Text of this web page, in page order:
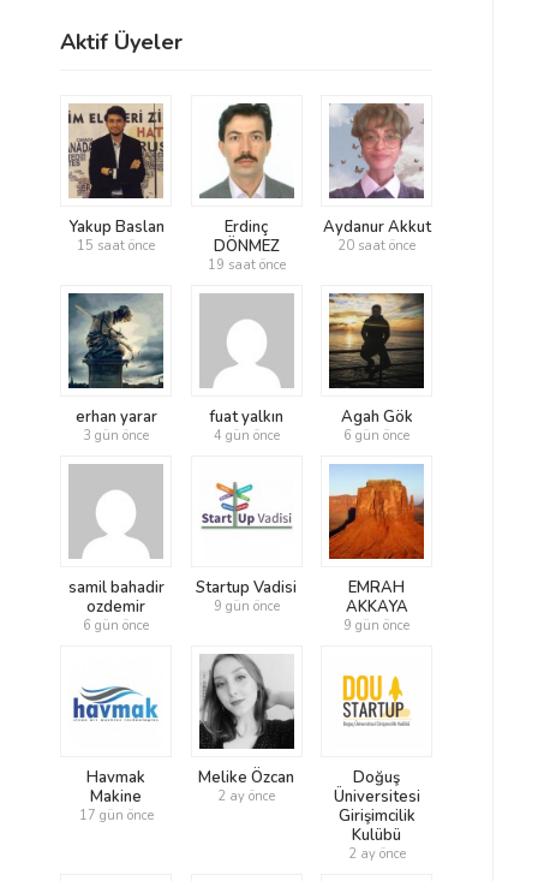
Aktif Üyeler
Yakup Baslan
15 saat önce
Erdinç
DÖNMEZ
19 saat önce
Aydanur Akkut
20 saat önce
erhan yarar
3 gün önce
fuat yalkın
4 gün önce
Agah Gök
6 gün önce
samil bahadir
ozdemir
6 gün önce
Startup Vadisi
9 gün önce
EMRAH
AKKAYA
9 gün önce
Havmak
Makine
17 gün önce
Melike Özcan
2 ay önce
Doğuş
Üniversitesi
Girişimcilik
Kulübü
2 ay önce